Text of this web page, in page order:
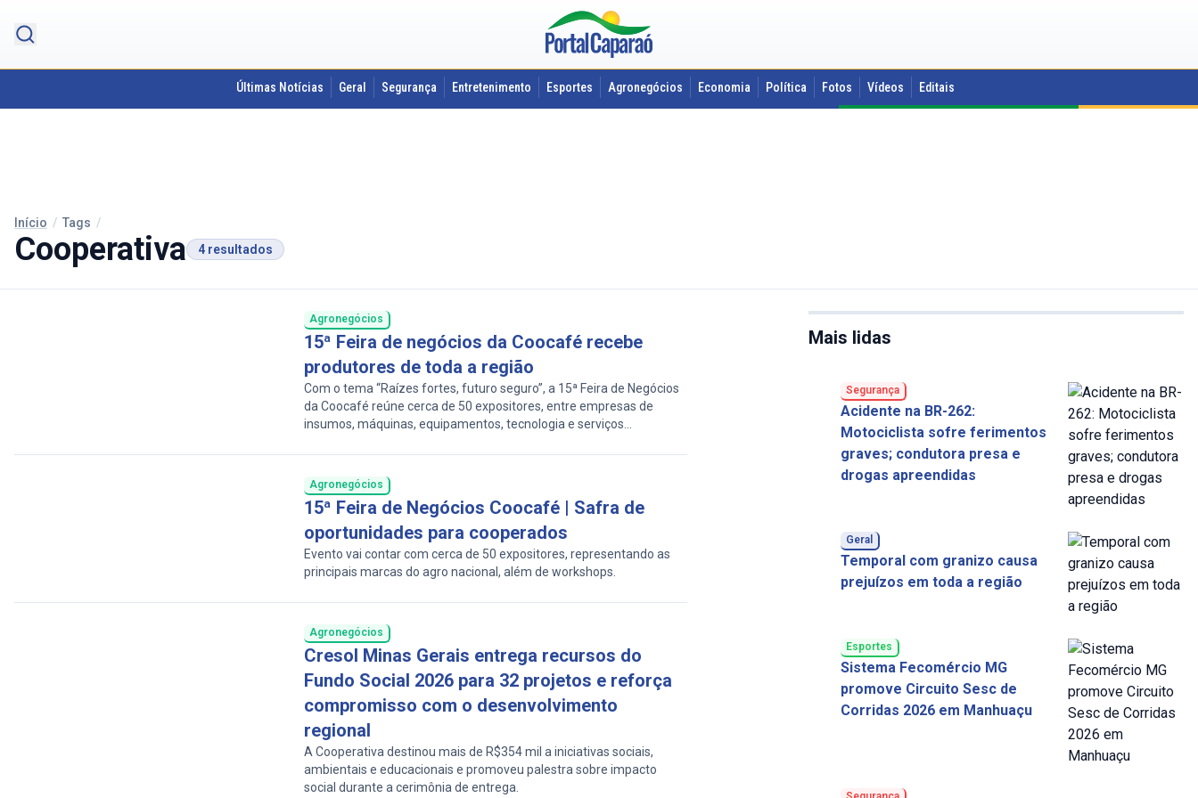
Últimas Notícias Geral Segurança Entretenimento Esportes Agronegócios Economia Política Fotos Vídeos Editais
Início / Tags /
Cooperativa 4 resultados
Agronegócios
15ª Feira de negócios da Coocafé recebe
produtores de toda a região
Com o tema “Raízes fortes, futuro seguro”, a 15ª Feira de Negócios
da Coocafé reúne cerca de 50 expositores, entre empresas de
insumos, máquinas, equipamentos, tecnologia e serviços
Agronegócios
15ª Feira de Negócios Coocafé | Safra de
oportunidades para cooperados
Evento vai contar com cerca de 50 expositores, representando as
principais marcas do agro nacional, além de workshops.
Agronegócios
Cresol Minas Gerais entrega recursos do
Fundo Social 2026 para 32 projetos e reforça
compromisso com o desenvolvimento
regional
A Cooperativa destinou mais de R$354 mil a iniciativas sociais,
ambientais e educacionais e promoveu palestra sobre impacto
social durante a cerimônia de entrega.
Mais lidas
Segurança
Acidente na BR-262:
Motociclista sofre ferimentos
graves; condutora presa e
drogas apreendidas
Geral
Temporal com granizo causa
prejuízos em toda a região
Esportes
Sistema Fecomércio MG
promove Circuito Sesc de
Corridas 2026 em Manhuaçu